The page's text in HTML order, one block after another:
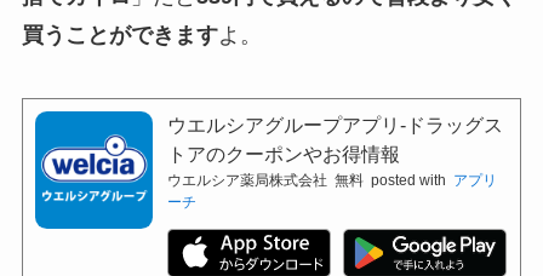
買うことができますよ。
ウエルシアグループアプリ-ドラッグス
トアのクーポンやお得情報
ウエルシア薬局株式会社 無料 posted with アプリ
ーチ